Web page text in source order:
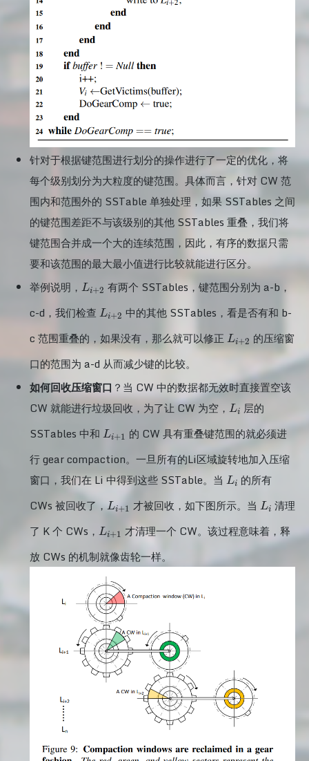
针对于根据键范围进行划分的操作进行了一定的优化，将
每个级别划分为大粒度的键范围。具体而言，针对 CW 范
围内和范围外的 SSTable 单独处理，如果 SSTables 之间
的键范围差距不与该级别的其他 SSTables 重叠，我们将
键范围合并成一个大的连续范围，因此，有序的数据只需
要和该范围的最大最小值进行比较就能进行区分。
举例说明， L_{i+2}
Li+2 有两个 SSTables，键范围分别为 a-b，
c-d，我们检查 L_{i+2}
Li+2 中的其他 SSTables，看是否有和 b-
c 范围重叠的，如果没有，那么就可以修正 L_{i+2}
Li+2 的压缩窗
口的范围为 a-d 从而减少键的比较。
如何回收压缩窗口 ？当 CW 中的数据都无效时直接置空该
CW 就能进行垃圾回收，为了让 CW 为空， L_{i}
Li 层的
SSTables 中和 L_{i+1}
Li+1
的 CW 具有重叠键范围的就必须进
行 gear compaction。一旦所有的Li区域旋转地加入压缩
窗口，我们在 Li 中得到这些 SSTable。当 L_{i}
Li 的所有
CWs 被回收了，L_{i+1}
Li+1 才被回收，如下图所示。当 L_{i}
Li 清理
了 K 个 CWs， L_{i+1}
Li+1 才清理一个 CW。该过程意味着，释
放 CWs 的机制就像齿轮一样。